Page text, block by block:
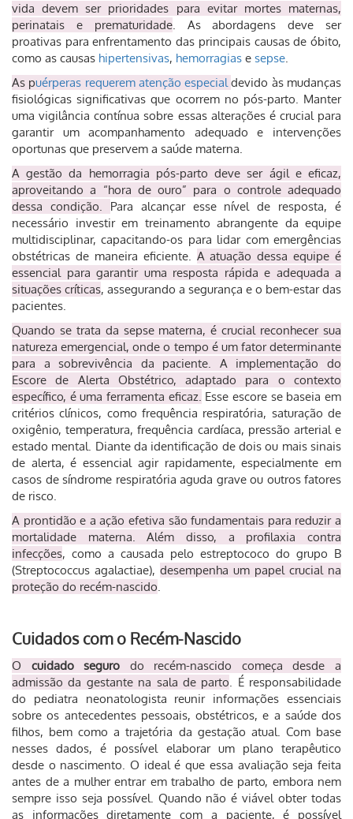
vida devem ser prioridades para evitar mortes maternas,
perinatais e prematuridade. As abordagens deve ser
proativas para enfrentamento das principais causas de óbito,
como as causas hipertensivas, hemorragias e sepse.
As puérperas requerem atenção especial devido às mudanças
fisiológicas significativas que ocorrem no pós-parto. Manter
uma vigilância contínua sobre essas alterações é crucial para
garantir um acompanhamento adequado e intervenções
oportunas que preservem a saúde materna.
A gestão da hemorragia pós-parto deve ser ágil e eficaz,
aproveitando a “hora de ouro” para o controle adequado
dessa condição. Para alcançar esse nível de resposta, é
necessário investir em treinamento abrangente da equipe
multidisciplinar, capacitando-os para lidar com emergências
obstétricas de maneira eficiente. A atuação dessa equipe é
essencial para garantir uma resposta rápida e adequada a
situações críticas, assegurando a segurança e o bem-estar das
pacientes.
Quando se trata da sepse materna, é crucial reconhecer sua
natureza emergencial, onde o tempo é um fator determinante
para a sobrevivência da paciente. A implementação do
Escore de Alerta Obstétrico, adaptado para o contexto
específico, é uma ferramenta eficaz. Esse escore se baseia em
critérios clínicos, como frequência respiratória, saturação de
oxigênio, temperatura, frequência cardíaca, pressão arterial e
estado mental. Diante da identificação de dois ou mais sinais
de alerta, é essencial agir rapidamente, especialmente em
casos de síndrome respiratória aguda grave ou outros fatores
de risco.
A prontidão e a ação efetiva são fundamentais para reduzir a
mortalidade materna. Além disso, a profilaxia contra
infecções, como a causada pelo estreptococo do grupo B
(Streptococcus agalactiae), desempenha um papel crucial na
proteção do recém-nascido.
Cuidados com o Recém-Nascido
O cuidado seguro do recém-nascido começa desde a
admissão da gestante na sala de parto. É responsabilidade
do pediatra neonatologista reunir informações essenciais
sobre os antecedentes pessoais, obstétricos, e a saúde dos
filhos, bem como a trajetória da gestação atual. Com base
nesses dados, é possível elaborar um plano terapêutico
desde o nascimento. O ideal é que essa avaliação seja feita
antes de a mulher entrar em trabalho de parto, embora nem
sempre isso seja possível. Quando não é viável obter todas
as informações diretamente com a paciente, é possível